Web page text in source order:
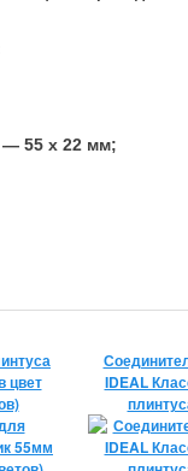
— 55 х 22 мм;
цвет
IDEAL